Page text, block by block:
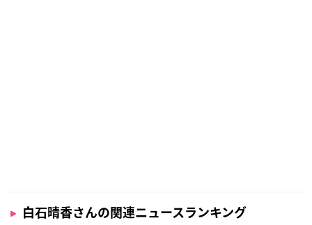
白石晴香さんの関連ニュースランキング